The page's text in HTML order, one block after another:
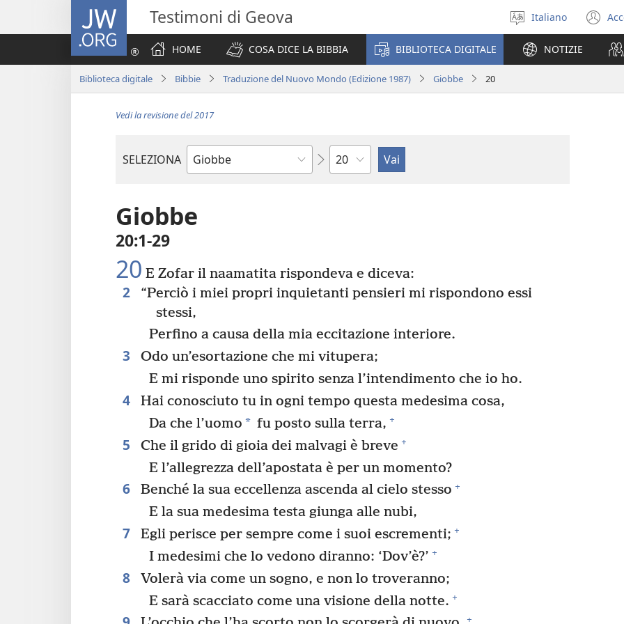
JW.ORG Testimoni di Geova
Seleziona
la
lingua
Italiano
HOME
COSA DICE LA BIBBIA BIBLIOTECA DIGITALE NOTIZIE
Biblioteca digitale Bibbie Traduzione del Nuovo Mondo (Edizione 1987) Giobbe 20
Vedi la revisione del 2017
SELEZIONA
Libro
Capitolo
Giobbe
20:1-29
20 E Zofar il naamatita rispondeva e diceva:
2
“Perciò i miei propri inquietanti pensieri mi rispondono essi
stessi,
Perfino a causa della mia eccitazione interiore.
3
Odo un’esortazione che mi vitupera;
E mi risponde uno spirito senza l’intendimento che io ho.
4
Hai conosciuto tu in ogni tempo questa medesima cosa,
Da che l’uomo * fu posto sulla terra, +
5 Che il grido di gioia dei malvagi è breve +
E l’allegrezza dell’apostata è per un momento?
6 Benché la sua eccellenza ascenda al cielo stesso +
E la sua medesima testa giunga alle nubi,
7 Egli perisce per sempre come i suoi escrementi; +
I medesimi che lo vedono diranno: ‘Dov’è?’ +
8
Volerà via come un sogno, e non lo troveranno;
E sarà scacciato come una visione della notte. +
+